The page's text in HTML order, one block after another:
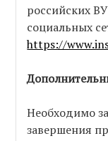
российских
социальных
https://
Необходимо
завершения